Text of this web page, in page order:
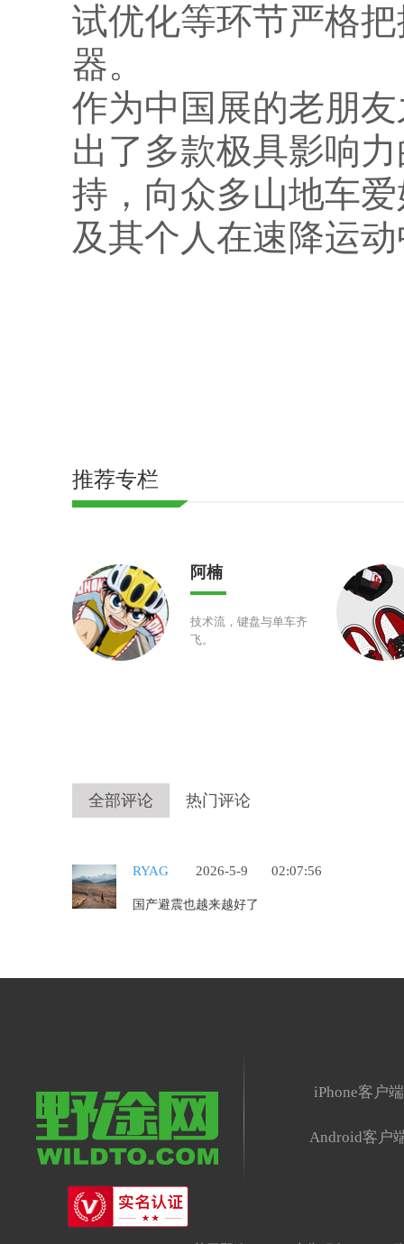
试优化等环节严格
器。
作为中国展的老朋
出了多款极具影响
持，向众多山地车
及其个人在速降运
推荐专栏
阿楠
技术流，键盘与单车齐
飞。
全部评论 热门评论
RYAG 2026-5-9 02:07:56
国产避震也越来越好了
iPhone客户端
Android客户